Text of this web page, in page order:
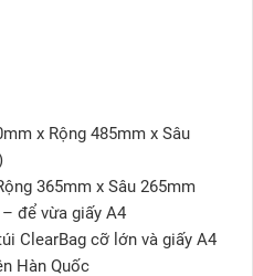
x Rộng 485mm x Sâu
365mm x Sâu 265mm
để vừa giấy A4
ClearBag cỡ lớn và giấy A4
Hàn Quốc